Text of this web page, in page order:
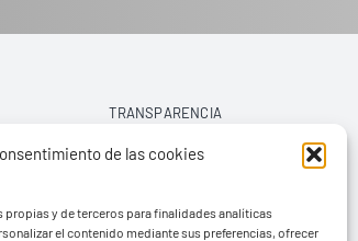
de las cookies
y de terceros para finalidades analíticas
el contenido mediante sus preferencias, ofrecer
TRANSPARENCIA
AVISO LEGAL
POLÍTICA DE PRIVACIDAD